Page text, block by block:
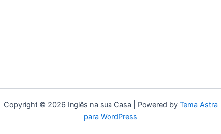
Copyright © 2026 Inglês na sua Casa | Powered by Tema Astra
para WordPress